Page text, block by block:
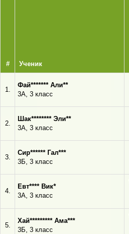
# Ученик
1.
Фай******* Али**
3А, 3 класс
2.
Шак******** Эли**
3А, 3 класс
3.
Сир****** Гал***
3Б, 3 класс
4.
Евт**** Вик*
3А, 3 класс
5.
Хай********* Ама***
3Б, 3 класс